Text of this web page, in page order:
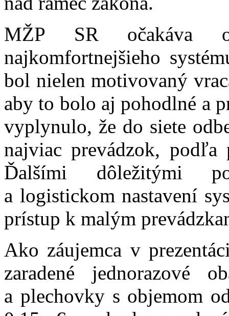
MŽP SR očakáva
najkomfortnejšieho
bol nielen motivovaný
aby to bolo aj pohodlné a
vyplynulo, že do siete
najviac prevádzok,
Ďalšími dôležitými
a logistickom nastavení
prístup k malým
Ako záujemca v
zaradené jednorazové
a plechovky s objemom